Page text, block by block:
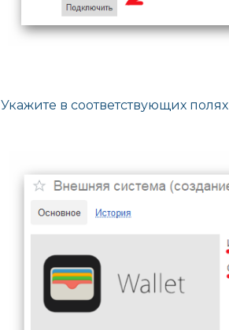
Укажите в соответствующих полях